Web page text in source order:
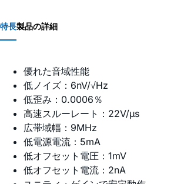
特長製品の詳細
優れた音域性能
低ノイズ：6nV/√Hz
低歪み：0.0006％
高速スルーレート：22V/µs
広帯域幅：9MHz
低電源電流：5mA
低オフセット電圧：1mV
低オフセット電流：2nA